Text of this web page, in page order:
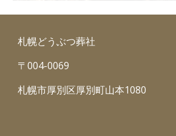
札幌どうぶつ葬社
〒004-0069
札幌市厚別区厚別町山本1080